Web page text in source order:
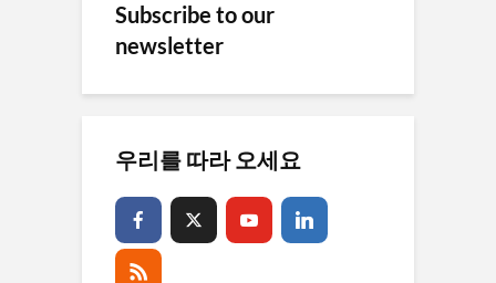
Subscribe to our
newsletter
우리를 따라 오세요